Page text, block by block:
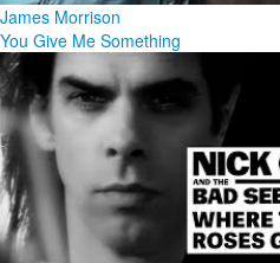
James Morrison
You Give Me Something